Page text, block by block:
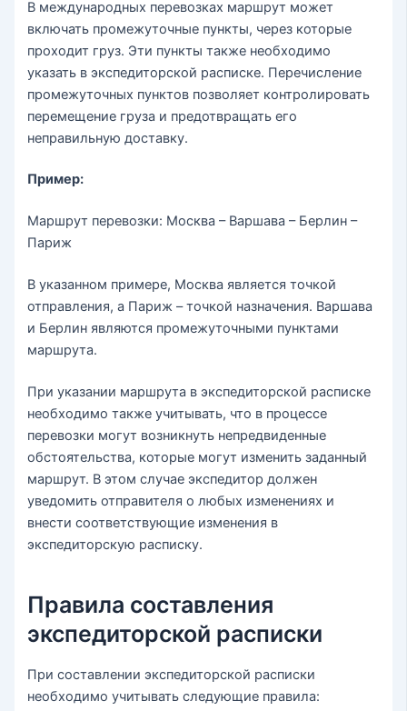
В международных перевозках маршрут может
включать промежуточные пункты, через которые
проходит груз. Эти пункты также необходимо
указать в экспедиторской расписке. Перечисление
промежуточных пунктов позволяет контролировать
перемещение груза и предотвращать его
неправильную доставку.
Пример:
Маршрут перевозки: Москва – Варшава – Берлин –
Париж
В указанном примере, Москва является точкой
отправления, а Париж – точкой назначения. Варшава
и Берлин являются промежуточными пунктами
маршрута.
При указании маршрута в экспедиторской расписке
необходимо также учитывать, что в процессе
перевозки могут возникнуть непредвиденные
обстоятельства, которые могут изменить заданный
маршрут. В этом случае экспедитор должен
уведомить отправителя о любых изменениях и
внести соответствующие изменения в
экспедиторскую расписку.
Правила составления
экспедиторской расписки
При составлении экспедиторской расписки
необходимо учитывать следующие правила: